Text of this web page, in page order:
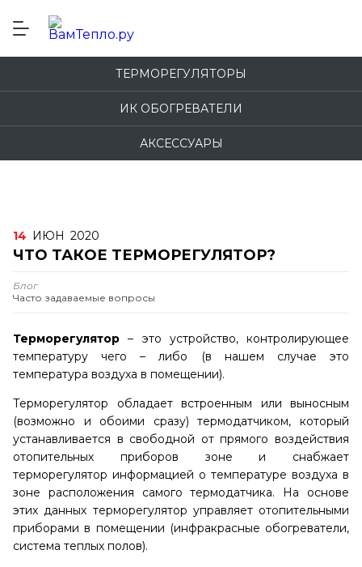
ТЕРМОРЕГУЛЯТОРЫ
ИК ОБОГРЕВАТЕЛИ
АКСЕССУАРЫ
14 ИЮН 2020
ЧТО ТАКОЕ ТЕРМОРЕГУЛЯТОР?
Блог
Часто задаваемые вопросы
Терморегулятор – это устройство, контролирующее
температуру чего – либо (в нашем случае это
температура воздуха в помещении).
Терморегулятор обладает встроенным или выносным
(возможно и обоими сразу) термодатчиком, который
устанавливается в свободной от прямого воздействия
отопительных приборов зоне и снабжает
терморегулятор информацией о температуре воздуха в
зоне расположения самого термодатчика. На основе
этих данных терморегулятор управляет отопительными
приборами в помещении (инфракрасные обогреватели,
система теплых полов).